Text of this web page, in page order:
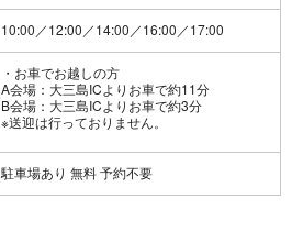
10:00／12:00／14:00／16:00／17:00
お車でお越しの方
A会場：大三島ICよりお車で約11分
B会場：大三島ICよりお車で約3分
※送迎は行っておりません。
駐車場あり 無料 予約不要